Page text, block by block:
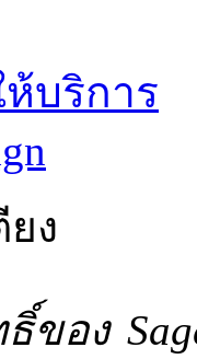
บริการ
ง
อง